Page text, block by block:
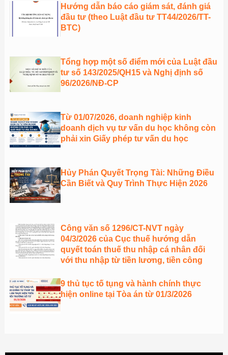
Hướng dẫn báo cáo giám sát, đánh giá
đầu tư (theo Luật đầu tư TT44/2026/TT-
BTC)
Tổng hợp một số điểm mới của Luật đầu
tư số 143/2025/QH15 và Nghị định số
96/2026/NĐ-CP
Từ 01/07/2026, doanh nghiệp kinh
doanh dịch vụ tư vấn du học không còn
phải xin Giấy phép tư vấn du học
Hủy Phán Quyết Trọng Tài: Những Điều
Cần Biết và Quy Trình Thực Hiện 2026
Công văn số 1296/CT-NVT ngày
04/3/2026 của Cục thuế hướng dẫn
quyết toán thuế thu nhập cá nhân đối
với thu nhập từ tiền lương, tiền công
9 thủ tục tố tụng và hành chính thực
hiện online tại Tòa án từ 01/3/2026